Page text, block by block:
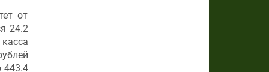
от
24.2
443.4